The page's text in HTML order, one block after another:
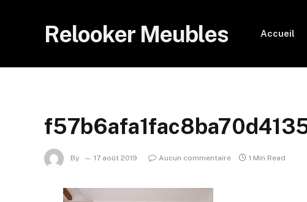
Relooker Meubles Accueil
By 17 août 2019 Aucun commentaire 1 Min Read